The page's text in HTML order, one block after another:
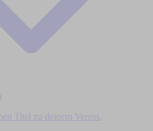
Titel zu deinem Verein.